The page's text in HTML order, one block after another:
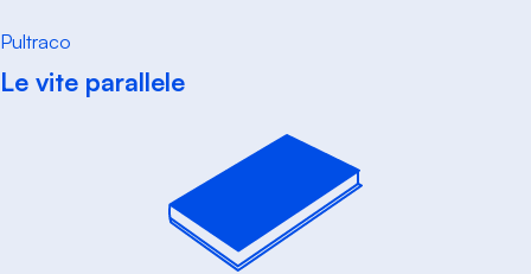
Pultraco
Le vite parallele